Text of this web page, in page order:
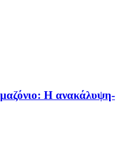
Η ανακάλυψη-